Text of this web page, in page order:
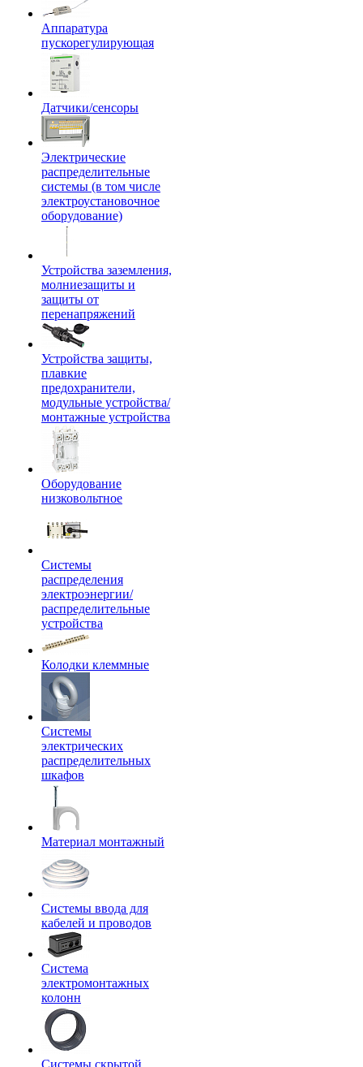
Аппаратура
пускорегулирующая
Датчики/сенсоры
Электрические
распределительные
системы (в том числе
электроустановочное
оборудование)
Устройства заземления,
молниезащиты и
защиты от
перенапряжений
Устройства защиты,
плавкие
предохранители,
модульные устройства/
монтажные устройства
Оборудование
низковольтное
Системы
распределения
электроэнергии/
распределительные
устройства
Колодки клеммные
Системы
электрических
распределительных
шкафов
Материал монтажный
Системы ввода для
кабелей и проводов
Система
электромонтажных
колонн
Системы скрытой